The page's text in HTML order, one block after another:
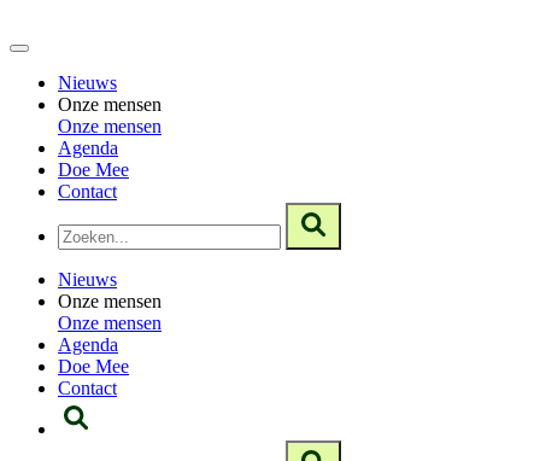
Nieuws
Onze mensen
Onze mensen
Agenda
Doe Mee
Contact
Nieuws
Onze mensen
Onze mensen
Agenda
Doe Mee
Contact